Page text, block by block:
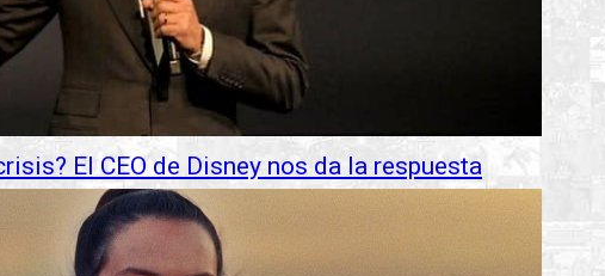
El CEO de Disney nos da la respuesta